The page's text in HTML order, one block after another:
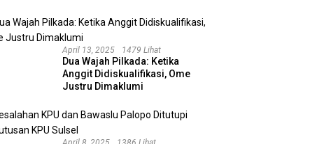
April 13, 2025 1479 Lihat
Dua Wajah Pilkada: Ketika
Anggit Didiskualifikasi, Ome
Justru Dimaklumi